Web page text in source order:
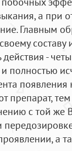
а при
Главным
-
полностью
с той же
а